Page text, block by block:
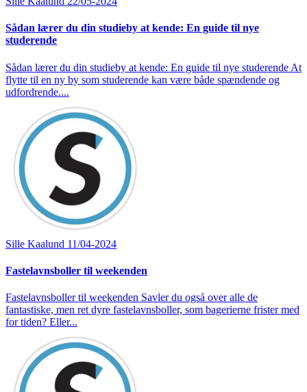
Sådan lærer du din studieby at kende: En guide til nye
studerende
Sådan lærer du din studieby at kende: En guide til nye studerende At
flytte til en ny by som studerende kan være både spændende og
udfordrende....
Sille Kaalund 11/04-2024
Fastelavnsboller til weekenden
Fastelavnsboller til weekenden Savler du også over alle de
fantastiske, men ret dyre fastelavnsboller, som bagerierne frister med
for tiden? Eller...